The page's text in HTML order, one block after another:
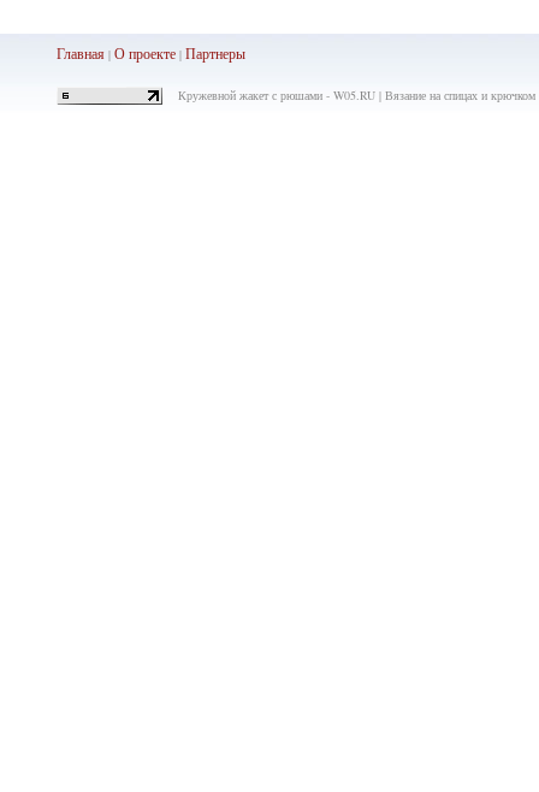
Главная| О проекте| Партнеры
Кружевной жакет с рюшами - W05.RU | Вязание на спицах и крючком